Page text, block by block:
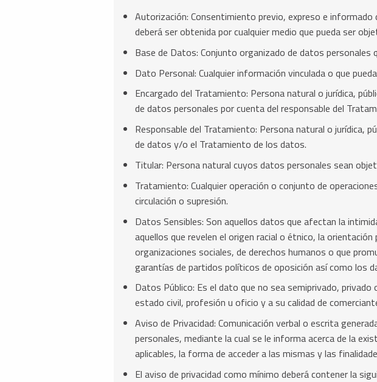
Autorización: Consentimiento previo, expreso e
deberá ser obtenida por cualquier medio que pueda ser
Base de Datos: Conjunto organizado de datos
Dato Personal: Cualquier información vinculada o que
Encargado del Tratamiento: Persona natural o jurídica,
de datos personales por cuenta del responsable del
Responsable del Tratamiento: Persona natural o jurídica,
de datos y/o el Tratamiento de los datos.
Titular: Persona natural cuyos datos personales sean
Tratamiento: Cualquier operación o conjunto de
circulación o supresión.
Datos Sensibles: Son aquellos datos que afectan la
aquellos que revelen el origen racial o étnico, la
organizaciones sociales, de derechos humanos o que
garantías de partidos políticos de oposición así como los
Datos Público: Es el dato que no sea semiprivado,
estado civil, profesión u oficio y a su calidad de
Aviso de Privacidad: Comunicación verbal o escrita
personales, mediante la cual se le informa acerca de la
aplicables, la forma de acceder a las mismas y las
El aviso de privacidad como mínimo deberá contener la